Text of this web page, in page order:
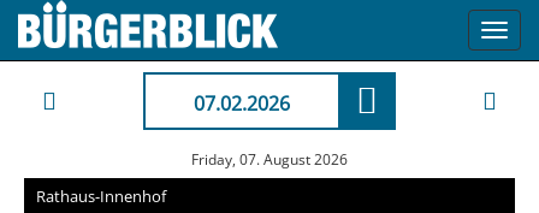
07.02.2026
Friday, 07. August 2026
Rathaus-Innenhof